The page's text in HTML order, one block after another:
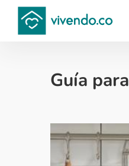
Guía
Decoración -